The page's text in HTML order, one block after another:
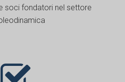
soci fondatori nel settore